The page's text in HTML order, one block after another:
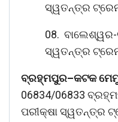
ସ୍ୱତନ୍ତ୍ର
08.
ସ୍ୱତନ୍ତ୍ର
ବ୍ରହ୍ମପୁର–କଟକ
06834/06833
ପରୀକ୍ଷା ସ୍ୱତନ୍ତ୍ର